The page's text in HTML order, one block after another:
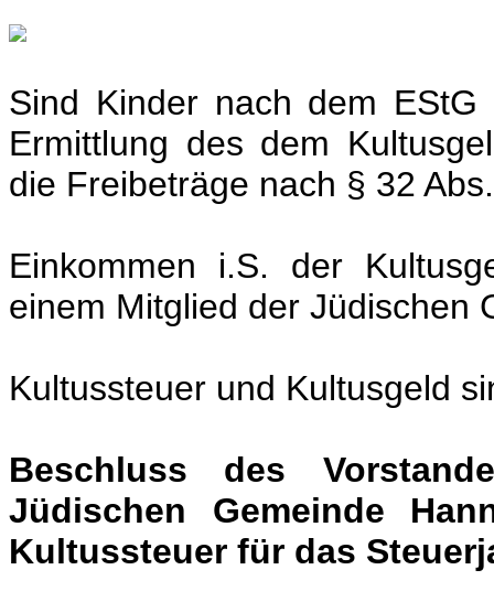
Sind Kinder nach dem
Ermittlung des dem
die Freibeträge nach § 32
Einkommen i.S. der
einem Mitglied der Jüdischen
Kultussteuer und Kultusgeld
Beschluss des
Jüdischen Gemeinde
Kultussteuer für das